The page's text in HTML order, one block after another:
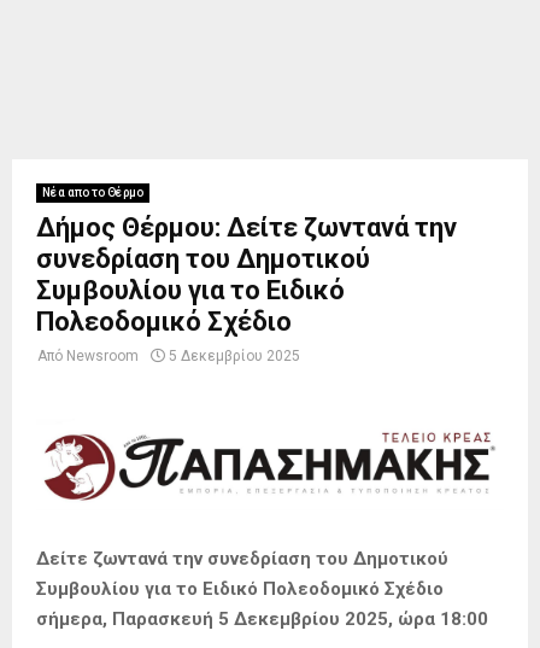
Νέα απο το Θέρμο
Δήμος Θέρμου: Δείτε ζωντανά την
συνεδρίαση του Δημοτικού
Συμβουλίου για το Ειδικό
Πολεοδομικό Σχέδιο
Από Newsroom 5 Δεκεμβρίου 2025
Δείτε ζωντανά την συνεδρίαση του Δημοτικού
Συμβουλίου για το Ειδικό Πολεοδομικό Σχέδιο
σήμερα, Παρασκευή 5 Δεκεμβρίου 2025, ώρα 18:00